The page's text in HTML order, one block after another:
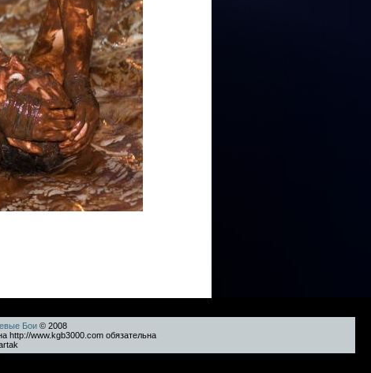
Бои © 2008
http://www.kgb3000.com обязательна